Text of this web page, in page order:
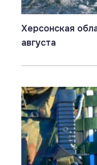
Херсонская
августа